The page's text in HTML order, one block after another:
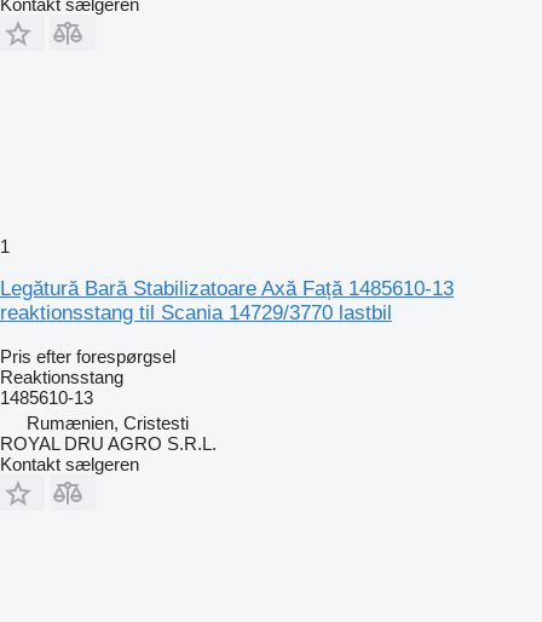
1
Legătură Bară Stabilizatoare Axă Față 1485610-13
reaktionsstang til Scania 14729/3770 lastbil
Pris efter forespørgsel
Reaktionsstang
1485610-13
Rumænien, Cristesti
ROYAL DRU AGRO S.R.L.
Kontakt sælgeren